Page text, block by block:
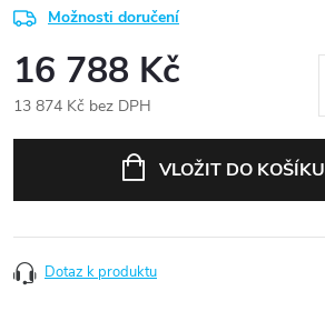
Možnosti doručení
16 788 Kč
13 874 Kč bez DPH
VLOŽIT DO KOŠÍKU
Dotaz k produktu